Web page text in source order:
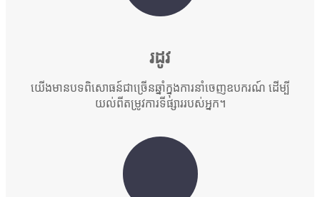
រដូវ
យើងមានបទពិសោធន៍ជាច្រើនឆ្នាំក្នុងការនាំចេញឧបករណ៍ ដើម្បី
យល់ពីតម្រូវការទីផ្សាររបស់អ្នក។